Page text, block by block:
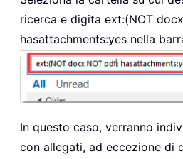
ricerca e digita ext:(NOT
hasattachments:yes nella
In questo caso, verranno
con allegati, ad eccezione di